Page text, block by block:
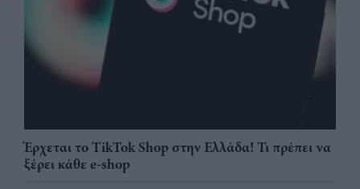
Έρχεται το TikTok Shop στην Ελλάδα! Τι πρέπει να
ξέρει κάθε e-shop